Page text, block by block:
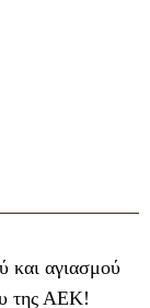
και αγιασμού
της ΑΕΚ!